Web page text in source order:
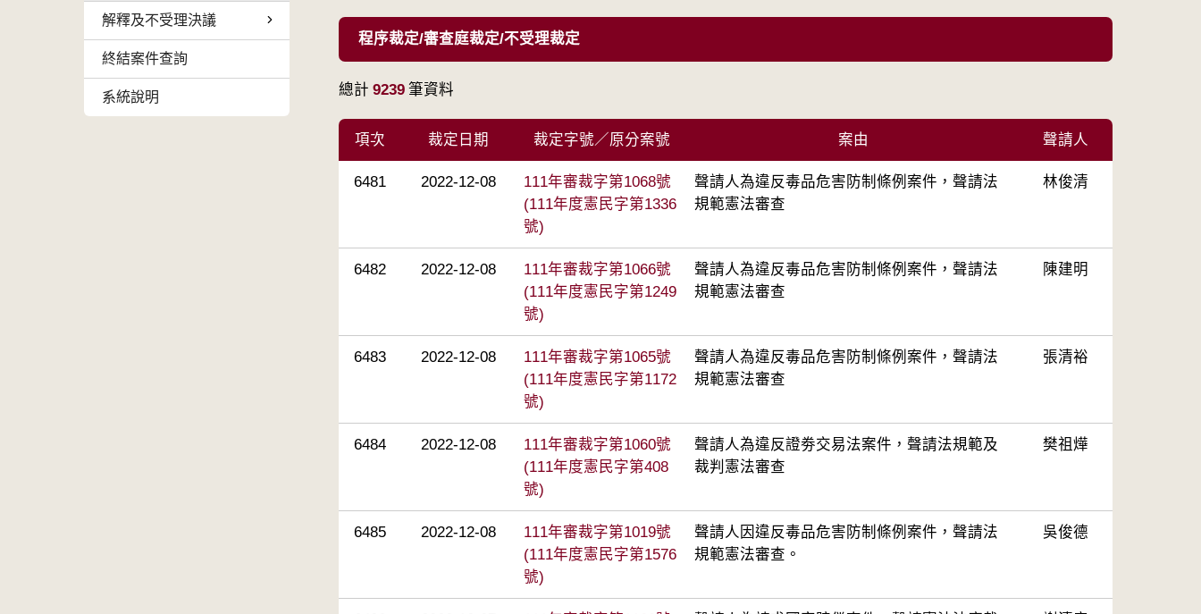
解釋及不受理決議
終結案件查詢
系統說明
程序裁定/審查庭裁定/不受理裁定
總計 9239 筆資料
項次 裁定日期 裁定字號／原分案號 案由 聲請人
6481 2022-12-08
111年審裁字第1068號
(111年度憲民字第1336
號)
聲請人為違反毒品危害防制條例案件，聲請法
規範憲法審查
林俊清
6482 2022-12-08
111年審裁字第1066號
(111年度憲民字第1249
號)
聲請人為違反毒品危害防制條例案件，聲請法
規範憲法審查
陳建明
6483 2022-12-08
111年審裁字第1065號
(111年度憲民字第1172
號)
聲請人為違反毒品危害防制條例案件，聲請法
規範憲法審查
張清裕
6484 2022-12-08
111年審裁字第1060號
(111年度憲民字第408
號)
聲請人為違反證劵交易法案件，聲請法規範及
裁判憲法審查
樊祖燁
6485 2022-12-08
111年審裁字第1019號
(111年度憲民字第1576
號)
聲請人因違反毒品危害防制條例案件，聲請法
規範憲法審查。
吳俊德